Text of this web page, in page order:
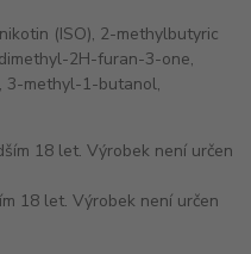
(ISO), 2-methylbutyric
2H-furan-3-one,
3-methyl-1-butanol,
18 let. Výrobek není určen